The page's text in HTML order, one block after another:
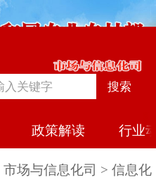
搜索
政策解读 行业
市场与信息化司 > 信息化